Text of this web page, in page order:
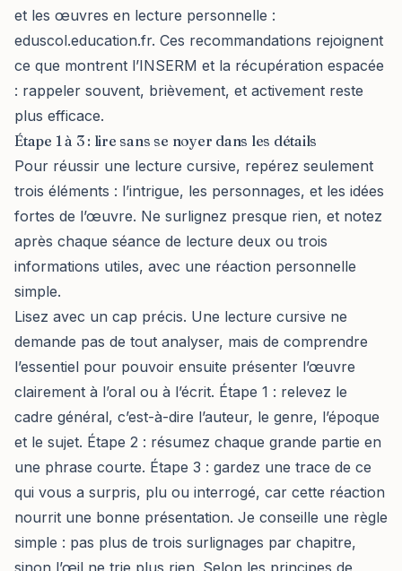
et les œuvres en lecture personnelle :
eduscol.education.fr. Ces recommandations rejoignent
ce que montrent l’INSERM et la récupération espacée
: rappeler souvent, brièvement, et activement reste
plus efficace.
Étape 1 à 3 : lire sans se noyer dans les détails
Pour réussir une lecture cursive, repérez seulement
trois éléments : l’intrigue, les personnages, et les idées
fortes de l’œuvre. Ne surlignez presque rien, et notez
après chaque séance de lecture deux ou trois
informations utiles, avec une réaction personnelle
simple.
Lisez avec un cap précis. Une lecture cursive ne
demande pas de tout analyser, mais de comprendre
l’essentiel pour pouvoir ensuite présenter l’œuvre
clairement à l’oral ou à l’écrit. Étape 1 : relevez le
cadre général, c’est-à-dire l’auteur, le genre, l’époque
et le sujet. Étape 2 : résumez chaque grande partie en
une phrase courte. Étape 3 : gardez une trace de ce
qui vous a surpris, plu ou interrogé, car cette réaction
nourrit une bonne présentation. Je conseille une règle
simple : pas plus de trois surlignages par chapitre,
sinon l’œil ne trie plus rien. Selon les principes de